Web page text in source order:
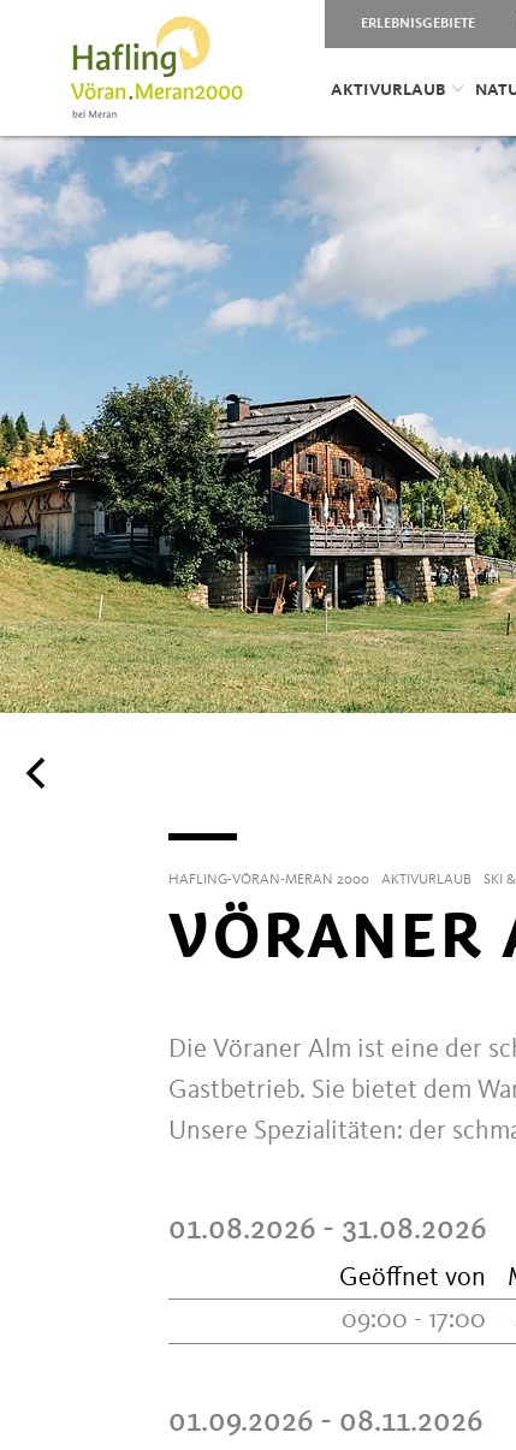
ERLEBNISGEBIETE
AKTIVURLAUB
HAFLING-VÖRAN-MERAN 2000 AKTIVURLAUB SKI
VÖRANER
Die Vöraner Alm ist eine der
Gastbetrieb. Sie bietet dem
Unsere Spezialitäten: der
01.08.2026 - 31.08.2026
Geöffnet von
09:00 - 17:00
01.09.2026 - 08.11.2026